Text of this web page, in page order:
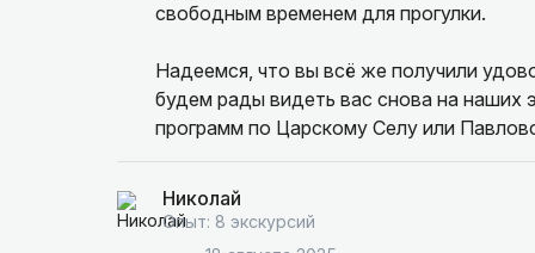
свободным временем для прогулки.
Надеемся, что вы всё же получили
будем рады видеть вас снова на наших
программ по Царскому Селу или
Николай
Опыт: 8 экскурсий